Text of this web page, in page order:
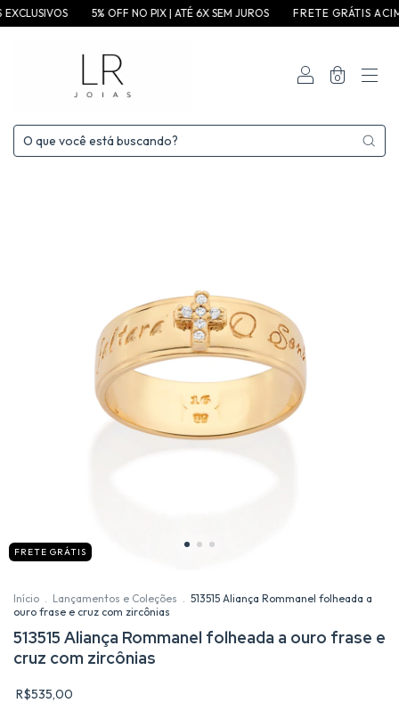
5% OFF NO PIX | ATÉ 6X SEM JUROS F R E T E G R ÁT I S A C I M A D E
0
FRETE GRÁTIS
Início . Lançamentos e Coleções . 513515 Aliança Rommanel folheada a
ouro frase e cruz com zircônias
513515 Aliança Rommanel folheada a ouro frase e
cruz com zircônias
R$535,00